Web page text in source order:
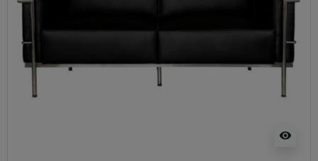
visibility